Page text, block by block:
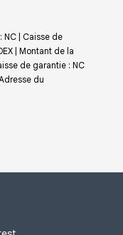
| Caisse de
| Montant de la
de garantie : NC
du